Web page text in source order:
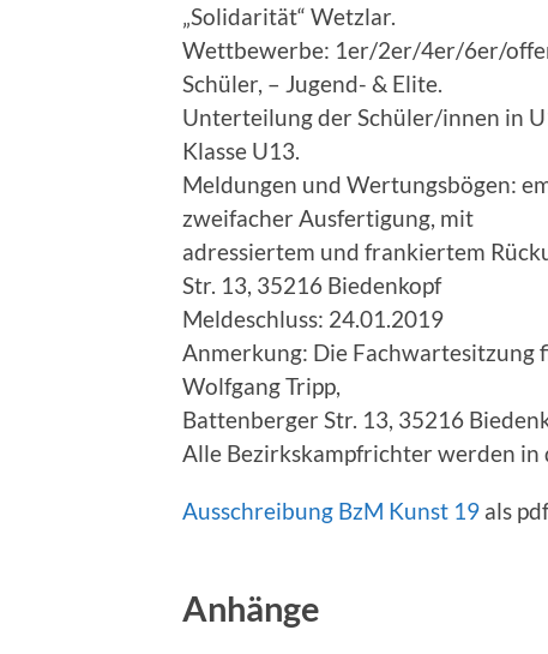
„Solidarität“ Wetzlar.
Wettbewerbe: 1er/2er/4er/6er/
Schüler, – Jugend- & Elite.
Unterteilung der Schüler/innen in
Klasse U13.
Meldungen und Wertungsbögen:
zweifacher Ausfertigung, mit
adressiertem und frankiertem
Str. 13, 35216 Biedenkopf
Meldeschluss: 24.01.2019
Anmerkung: Die Fachwartesitzung
Wolfgang Tripp,
Battenberger Str. 13, 35216
Alle Bezirkskampfrichter werden in
Ausschreibung BzM Kunst 19 als pdf
Anhänge